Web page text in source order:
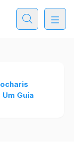
Guia